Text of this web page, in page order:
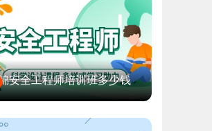
安全工程师培训班多少钱